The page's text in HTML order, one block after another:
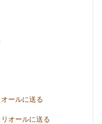
ールに送る
オールに送る